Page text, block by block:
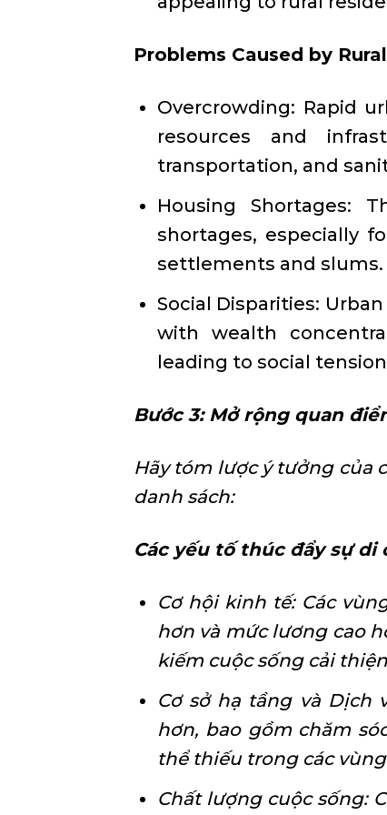
Problems Caused by
Overcrowding: Rapid
resources and
transportation, and
Housing Shortages:
shortages, especially
settlements and slums.
Social Disparities:
with wealth
leading to social
Bước 3: Mở rộng quan
Hãy tóm lược ý tưởng của
danh sách:
Các yếu tố thúc đẩy sự
Cơ hội kinh tế: Các
hơn và mức lương cao
kiếm cuộc sống cải
Cơ sở hạ tầng và Dịch
hơn, bao gồm chăm
thể thiếu trong các
Chất lượng cuộc sống: